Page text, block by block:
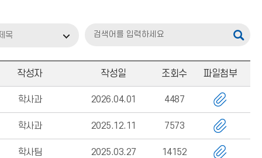
목
작성자 작성일 조회수 파일첨부
학사과 2026.04.01 4487
학사과 2025.12.11 7573
학사팀 2025.03.27 14152